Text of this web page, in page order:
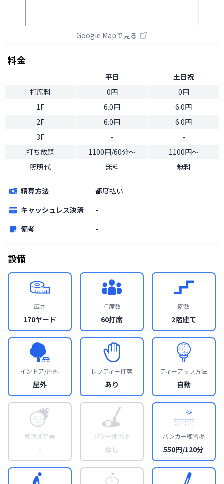
Google Mapで見る
料金
平日
土日祝
打席料
0円
0円
1F
6.0円
6.0円
2F
6.0円
6.0円
3F
-
-
打ち放題
1100円/60分〜
1100円〜
照明代
無料 無料
精算方法
都度払い
キャッシュレス決済
-
備考
-
設備
広さ
170ヤード
打席数
60打席
階数
2階建て
インドア/屋外
屋外
レフティー打席
あり
ティーアップ方法
自動
弾道測定器
-
パター練習場
なし
バンカー練習場
550円/120分